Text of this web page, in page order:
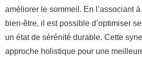
améliorer le sommeil. En l’associant
bien-être, il est possible d’optimiser
un état de sérénité durable. Cette
approche holistique pour une